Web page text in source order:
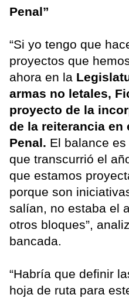
Penal”
“Si yo tengo que
proyectos que
ahora en la
armas no letales,
proyecto de la
de la reiterancia en
Penal. El balance
que transcurrió el
que estamos
porque son
salían, no estaba el
otros bloques”,
bancada.
“Habría que definir
hoja de ruta para